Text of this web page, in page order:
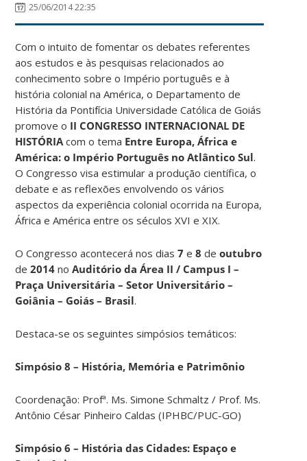
25/06/2014 22:35
Com o intuito de fomentar os debates referentes
aos estudos e às pesquisas relacionados ao
conhecimento sobre o Império português e à
história colonial na América, o Departamento de
História da Pontifícia Universidade Católica de Goiás
promove o II CONGRESSO INTERNACIONAL DE
HISTÓRIA com o tema Entre Europa, África e
América: o Império Português no Atlântico Sul.
O Congresso visa estimular a produção científica, o
debate e as reflexões envolvendo os vários
aspectos da experiência colonial ocorrida na Europa,
África e América entre os séculos XVI e XIX.
O Congresso acontecerá nos dias7 e8 deoutubro
de2014 noAuditório da Área II / Campus I –
Praça Universitária – Setor Universitário –
Goiânia – Goiás – Brasil.
Destaca-se os seguintes simpósios temáticos:
Simpósio 8 – História, Memória e Patrimônio
Coordenação: Profª. Ms. Simone Schmaltz / Prof. Ms.
Antônio César Pinheiro Caldas (IPHBC/PUC-GO)
Simpósio 6 – História das Cidades: Espaço e